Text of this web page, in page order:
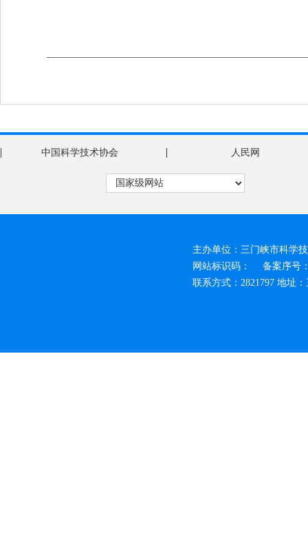
| 中国科学技术协会 | 人民网
主办单位：三门峡市科学
网站标识码： 备案序号
联系方式：2821797 地址